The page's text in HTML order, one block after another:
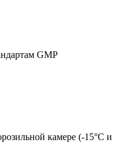
GMP
камере (-15°С и